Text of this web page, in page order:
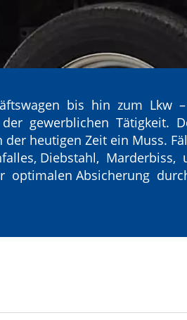
bis hin zum Lkw
gewerblichen Tätigkeit.
heutigen Zeit ein Muss.
Diebstahl, Marderbiss,
Absicherung